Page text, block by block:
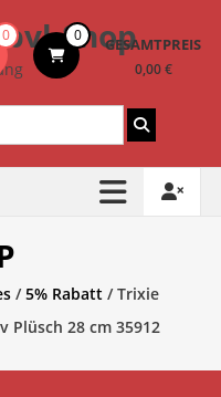
Shop
0 0 GESAMTPREIS
0,00 €
/5% Rabatt / Trixie
Plüsch 28 cm 35912